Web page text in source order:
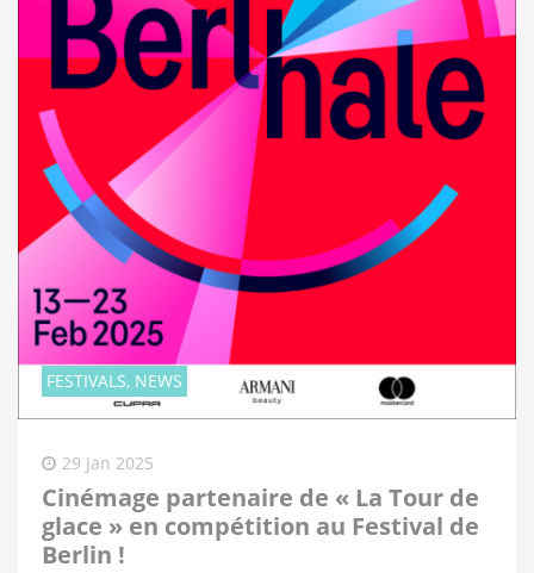
FESTIVALS, NEWS
29 Jan 2025
Cinémage partenaire de « La Tour de
glace » en compétition au Festival de
Berlin !